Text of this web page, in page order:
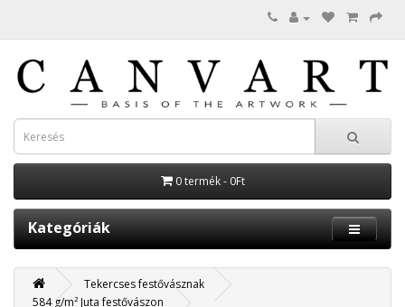
0 termék - 0Ft
Kategóriák
Tekercses festővásznak
584 g/m² Juta festővászon